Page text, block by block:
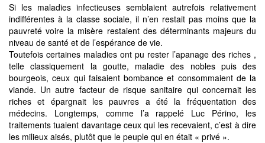
Si les maladies infectieuses semblaient autrefois relativement
indifférentes à la classe sociale, il n’en restait pas moins que la
pauvreté voire la misère restaient des déterminants majeurs du
niveau de santé et de l’espérance de vie.
Toutefois certaines maladies ont pu rester l’apanage des riches ,
telle classiquement la goutte, maladie des nobles puis des
bourgeois, ceux qui faisaient bombance et consommaient de la
viande. Un autre facteur de risque sanitaire qui concernait les
riches et épargnait les pauvres a été la fréquentation des
médecins. Longtemps, comme l’a rappelé Luc Périno, les
traitements tuaient davantage ceux qui les recevaient, c’est à dire
les milieux aisés, plutôt que le peuple qui en était « privé ».